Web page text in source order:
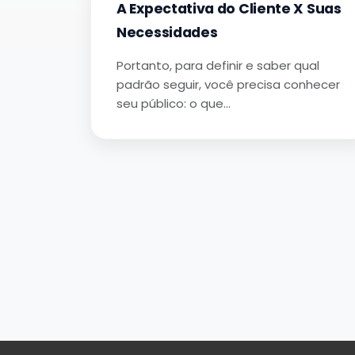
A Expectativa do Cliente X Suas
Necessidades
Portanto, para definir e saber qual
padrão seguir, você precisa conhecer
seu público: o que…